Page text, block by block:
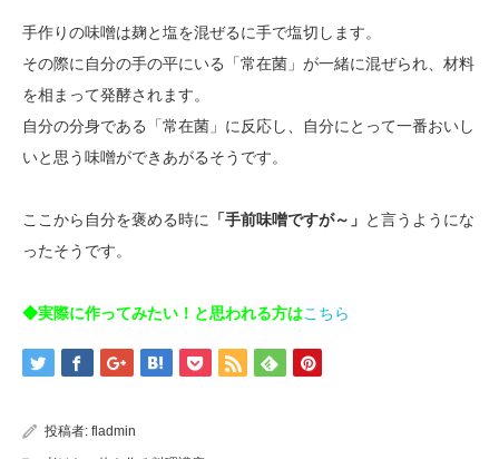
手作りの味噌は麹と塩を混ぜるに手で塩切します。
その際に自分の手の平にいる「常在菌」が一緒に混ぜられ、材料
を相まって発酵されます。
自分の分身である「常在菌」に反応し、自分にとって一番おいし
いと思う味噌ができあがるそうです。
ここから自分を褒める時に 「手前味噌ですが～」 と言うようにな
ったそうです。
◆実際に作ってみたい！と思われる方はこちら
投稿者: fladmin